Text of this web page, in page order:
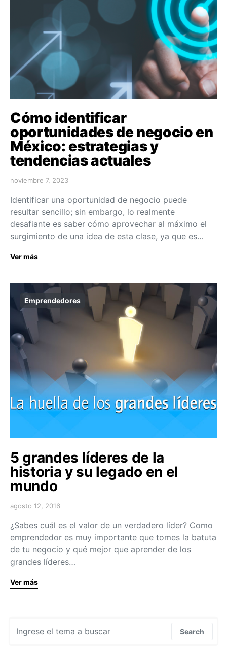
Cómo identificar
oportunidades de negocio en
México: estrategias y
tendencias actuales
noviembre 7, 2023
Identificar una oportunidad de negocio puede
resultar sencillo; sin embargo, lo realmente
desafiante es saber cómo aprovechar al máximo el
surgimiento de una idea de esta clase, ya que es…
Ver más
Emprendedores
5 grandes líderes de la
historia y su legado en el
mundo
agosto 12, 2016
¿Sabes cuál es el valor de un verdadero líder? Como
emprendedor es muy importante que tomes la batuta
de tu negocio y qué mejor que aprender de los
grandes líderes…
Ver más
Search